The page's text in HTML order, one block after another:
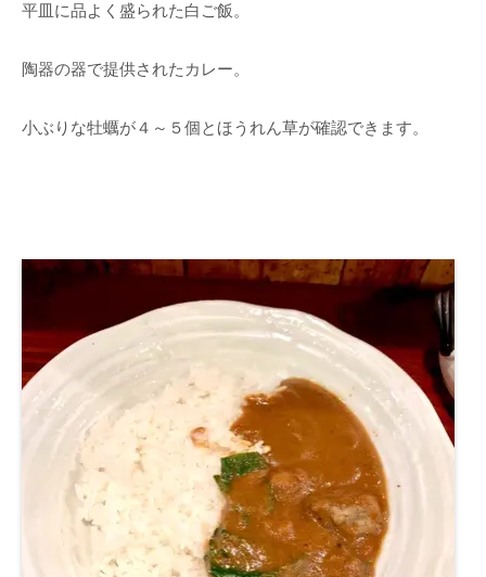
平皿に品よく盛られた白ご飯。
陶器の器で提供されたカレー。
小ぶりな牡蠣が４～５個とほうれん草が確認できます。